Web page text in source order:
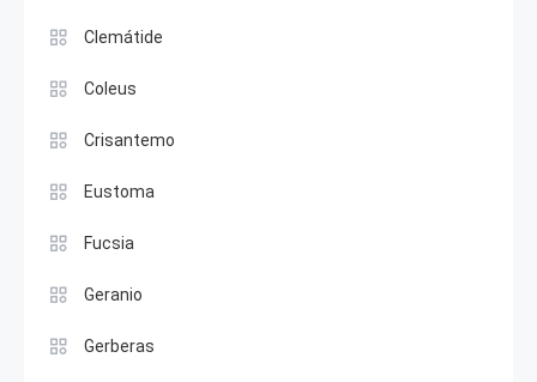
Clemátide
Coleus
Crisantemo
Eustoma
Fucsia
Geranio
Gerberas